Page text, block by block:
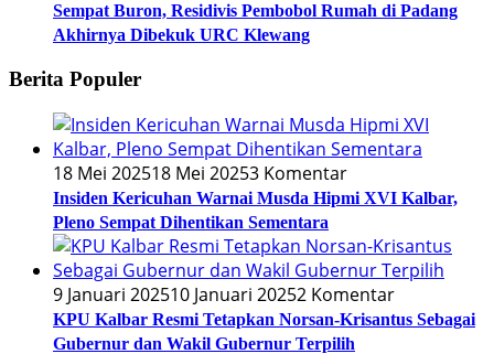
Sempat Buron, Residivis Pembobol Rumah di Padang
Akhirnya Dibekuk URC Klewang
Berita Populer
18 Mei 202518 Mei 20253 Komentar
Insiden Kericuhan Warnai Musda Hipmi XVI Kalbar,
Pleno Sempat Dihentikan Sementara
9 Januari 202510 Januari 20252 Komentar
KPU Kalbar Resmi Tetapkan Norsan-Krisantus Sebagai
Gubernur dan Wakil Gubernur Terpilih